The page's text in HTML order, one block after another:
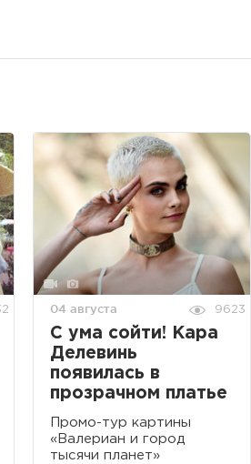
04 августа 9623
С ума сойти! Кара
Делевинь
появилась в
прозрачном платье
Промо-тур картины
«Валериан и город
тысячи планет»